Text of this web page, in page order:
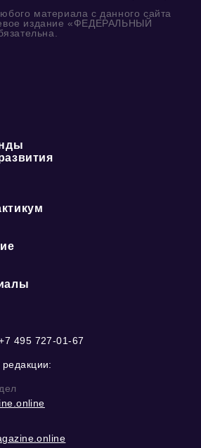
материала с данного сайта
издание «ФЕДЕРАЛЬНЫЙ
495 727-01-67